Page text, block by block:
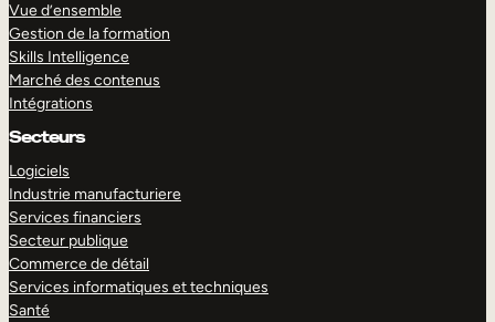
Vue d’ensemble
Gestion de la formation
Skills Intelligence
Marché des contenus
Intégrations
Secteurs
Logiciels
Industrie manufacturiere
Services financiers
Secteur publique
Commerce de détail
Services informatiques et techniques
Santé